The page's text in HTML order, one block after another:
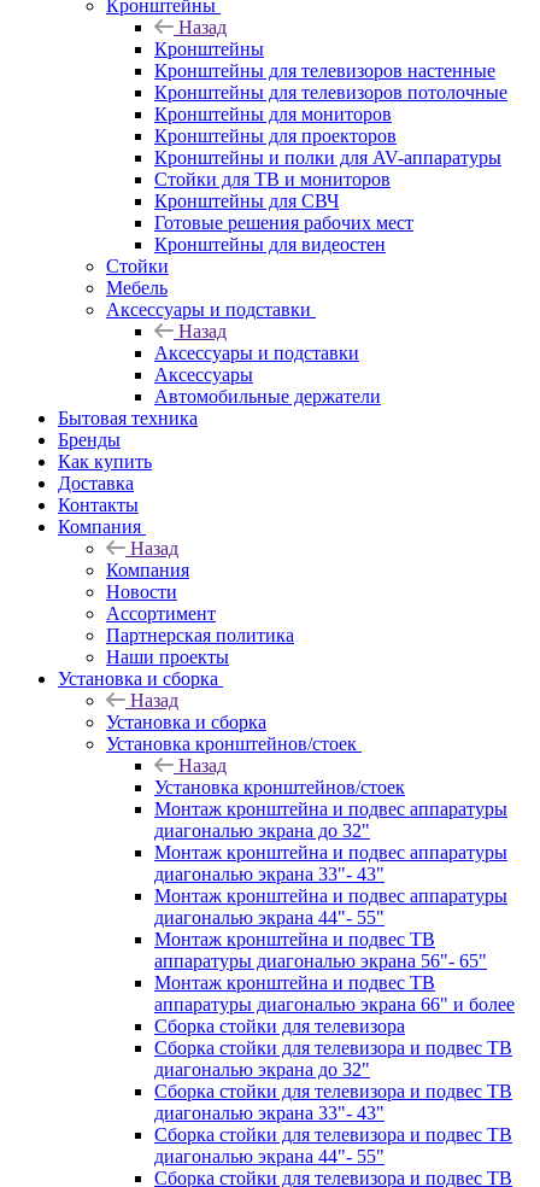
Кронштейны
Назад
Кронштейны
Кронштейны для телевизоров настенные
Кронштейны для телевизоров потолочные
Кронштейны для мониторов
Кронштейны для проекторов
Кронштейны и полки для AV-аппаратуры
Стойки для ТВ и мониторов
Кронштейны для СВЧ
Готовые решения рабочих мест
Кронштейны для видеостен
Стойки
Мебель
Аксессуары и подставки
Назад
Аксессуары и подставки
Аксессуары
Автомобильные держатели
Бытовая техника
Бренды
Как купить
Доставка
Контакты
Компания
Назад
Компания
Новости
Ассортимент
Партнерская политика
Наши проекты
Установка и сборка
Назад
Установка и сборка
Установка кронштейнов/стоек
Назад
Установка кронштейнов/стоек
Монтаж кронштейна и подвес аппаратуры
диагональю экрана до 32"
Монтаж кронштейна и подвес аппаратуры
диагональю экрана 33"- 43"
Монтаж кронштейна и подвес аппаратуры
диагональю экрана 44"- 55"
Монтаж кронштейна и подвес ТВ
аппаратуры диагональю экрана 56"- 65"
Монтаж кронштейна и подвес ТВ
аппаратуры диагональю экрана 66" и более
Сборка стойки для телевизора
Сборка стойки для телевизора и подвес ТВ
диагональю экрана до 32"
Сборка стойки для телевизора и подвес ТВ
диагональю экрана 33"- 43"
Сборка стойки для телевизора и подвес ТВ
диагональю экрана 44"- 55"
Сборка стойки для телевизора и подвес ТВ